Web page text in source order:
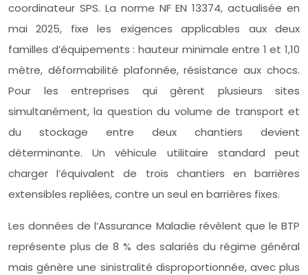
coordinateur SPS. La norme NF EN 13374, actualisée en
mai 2025, fixe les exigences applicables aux deux
familles d’équipements : hauteur minimale entre 1 et 1,10
mètre, déformabilité plafonnée, résistance aux chocs.
Pour les entreprises qui gèrent plusieurs sites
simultanément, la question du volume de transport et
du stockage entre deux chantiers devient
déterminante. Un véhicule utilitaire standard peut
charger l’équivalent de trois chantiers en barrières
extensibles repliées, contre un seul en barrières fixes.
Les données de l’Assurance Maladie révèlent que le BTP
représente plus de 8 % des salariés du régime général
mais génère une sinistralité disproportionnée, avec plus